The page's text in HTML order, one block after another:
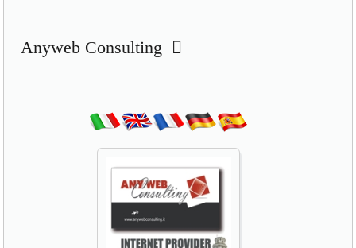
Anyweb Consulting